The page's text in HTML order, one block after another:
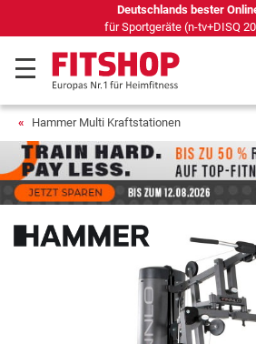
69 Fachmärkte vor Ort mit 75 eigenen
Hammer Multi Kraftstationen